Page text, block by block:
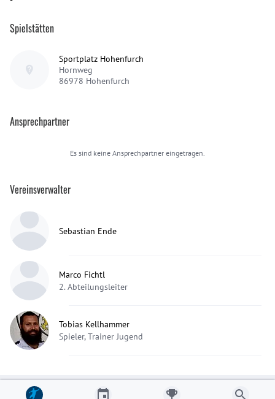
Spielstätten
Sportplatz Hohenfurch
Hornweg
86978 Hohenfurch
Ansprechpartner
Es sind keine Ansprechpartner eingetragen.
Vereinsverwalter
Sebastian Ende
Marco Fichtl
2. Abteilungsleiter
Tobias Kellhammer
Spieler, Trainer Jugend